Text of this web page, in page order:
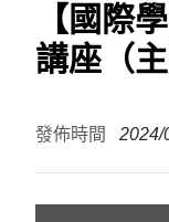
【國際
講座（
發佈時間 2024/